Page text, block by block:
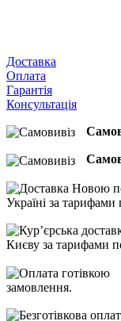
Доставка
Оплата
Гарантія
Консультація
Україні за тарифами
Києву за тарифами
замовлення.